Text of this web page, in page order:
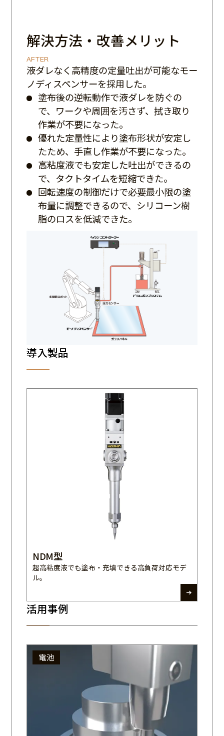
解決方法・改善メリット
AFTER
液ダレなく高精度の定量吐出が可能なモー
ノディスペンサーを採用した。
塗布後の逆転動作で液ダレを防ぐの
で、ワークや周囲を汚さず、拭き取り
作業が不要になった。
優れた定量性により塗布形状が安定し
たため、手直し作業が不要になった。
高粘度液でも安定した吐出ができるの
で、タクトタイムを短縮できた。
回転速度の制御だけで必要最小限の塗
布量に調整できるので、シリコーン樹
脂のロスを低減できた。
導入製品
NDM型
超高粘度液でも塗布・充填できる高負荷対応モデ
ル。
活用事例
電池